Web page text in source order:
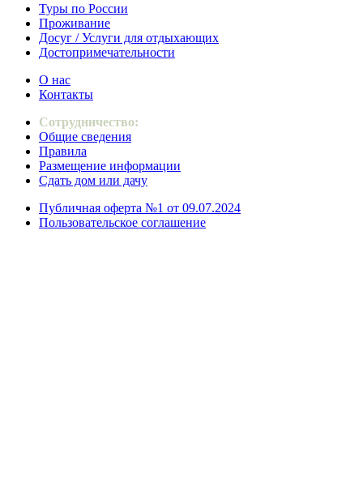
Туры по России
Проживание
Досуг / Услуги для отдыхающих
Достопримечательности
О нас
Контакты
Сотрудничество:
Общие сведения
Правила
Размещение информации
Сдать дом или дачу
Публичная оферта №1 от 09.07.2024
Пользовательское соглашение